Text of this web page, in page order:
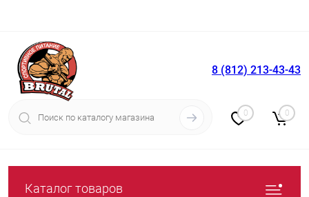
Вход Регистрация
8 (812) 213-43-43
0 0
Каталог товаров